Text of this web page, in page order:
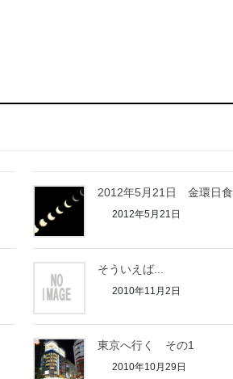
2012年5月21日 金環日食
2012年5月21日
そういえば...
2010年11月2日
東京へ行く その1
2010年10月29日